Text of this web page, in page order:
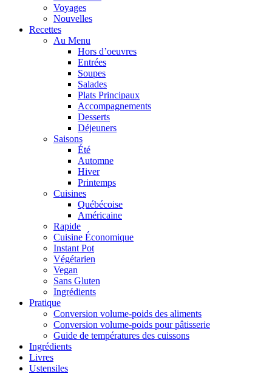
Voyages
Nouvelles
Recettes
Au Menu
Hors d’oeuvres
Entrées
Soupes
Salades
Plats Principaux
Accompagnements
Desserts
Déjeuners
Saisons
Été
Automne
Hiver
Printemps
Cuisines
Québécoise
Américaine
Rapide
Cuisine Économique
Instant Pot
Végétarien
Vegan
Sans Gluten
Ingrédients
Pratique
Conversion volume-poids des aliments
Conversion volume-poids pour pâtisserie
Guide de températures des cuissons
Ingrédients
Livres
Ustensiles